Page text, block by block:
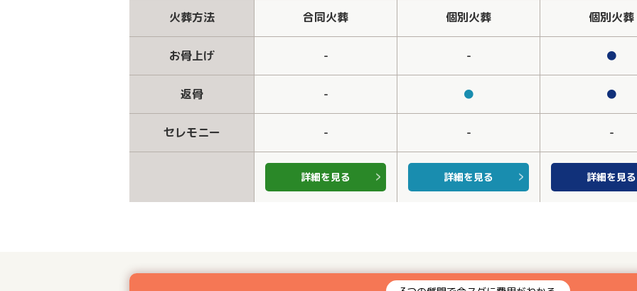
火葬方法 合同火葬 個別火葬 個別火葬
お骨上げ - - ●
返骨 - ● ●
セレモニー - - -
詳細を見る 詳細を見る 詳細を見る